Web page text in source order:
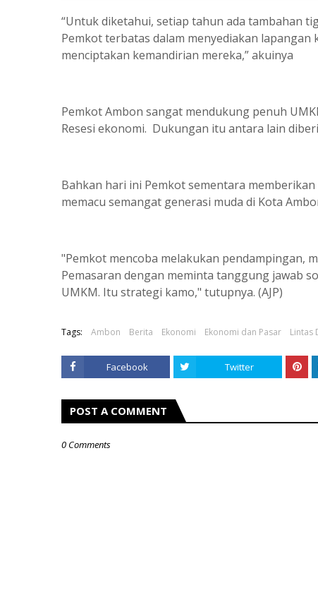
“Untuk diketahui, setiap tahun ada tambahan
Pemkot terbatas dalam menyediakan
menciptakan kemandirian mereka,” akuinya
Pemkot Ambon sangat mendukung penuh
Resesi ekonomi. Dukungan itu antara lain
Bahkan hari ini Pemkot sementara
memacu semangat generasi muda di Kota
"Pemkot mencoba melakukan pendampingan,
Pemasaran dengan meminta tanggung jawab
UMKM. Itu strategi kamo," tutupnya. (AJP)
Tags: Ambon Berita Ekonomi Ekonomi dan Pasar Lintas
Facebook Twitter
POST A COMMENT
0 Comments